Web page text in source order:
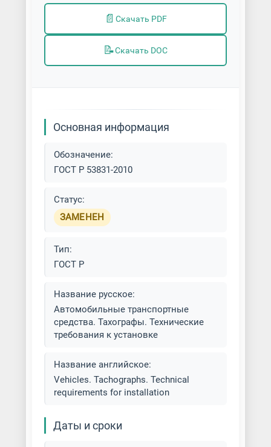
📄 Скачать PDF
📝Скачать DOC
Основная информация
Обозначение:
ГОСТ Р 53831-2010
Статус:
ЗАМЕНЕН
Тип:
ГОСТ Р
Название русское:
Автомобильные транспортные
средства. Тахографы. Технические
требования к установке
Название английское:
Vehicles. Tachographs. Technical
requirements for installation
Даты и сроки